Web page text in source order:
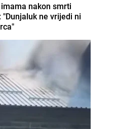
nakon smrti
ne vrijedi ni